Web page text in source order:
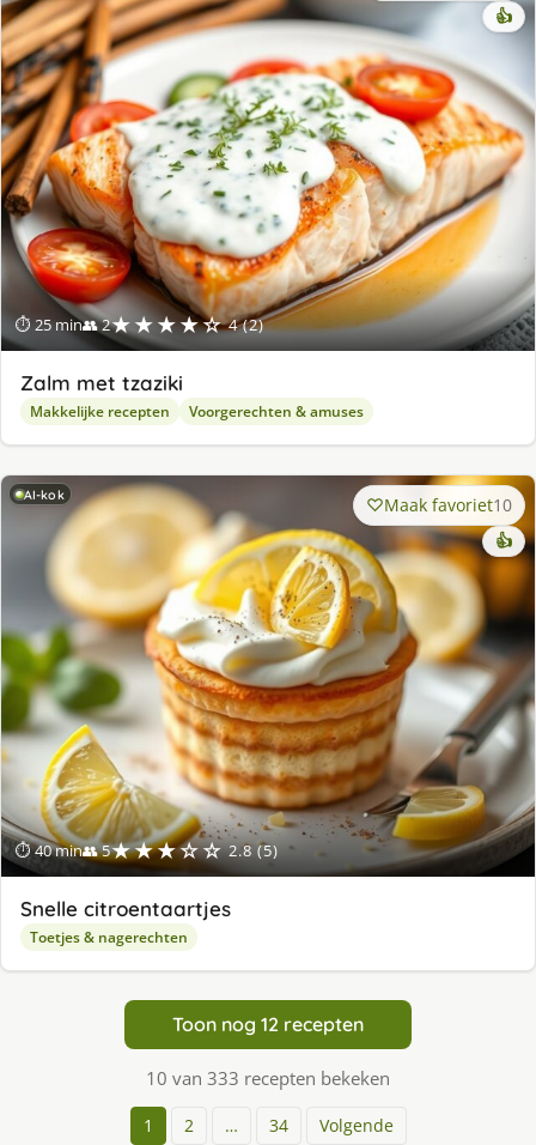
⏱ 25 min👥 2★★★★☆ 4 (2)
👍
Zalm met tzaziki
Makkelijke recepten Voorgerechten & amuses
AI-kok
⏱ 40 min👥 5★★★☆☆ 2.8 (5)
Maak favoriet10
👍
Snelle citroentaartjes
Toetjes & nagerechten
Toon nog 12 recepten
10 van 333 recepten bekeken
1 2 … 34 Volgende